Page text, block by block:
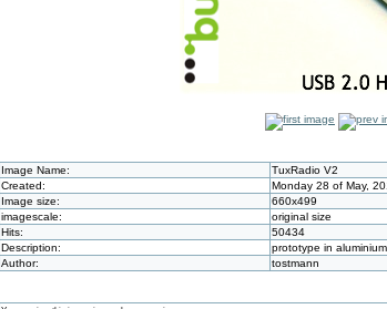
Image Name:
TuxRadio V2
Created:
Monday 28 of May,
Image size:
660x499
imagescale:
original size
Hits:
50434
Description:
prototype in
Author:
tostmann